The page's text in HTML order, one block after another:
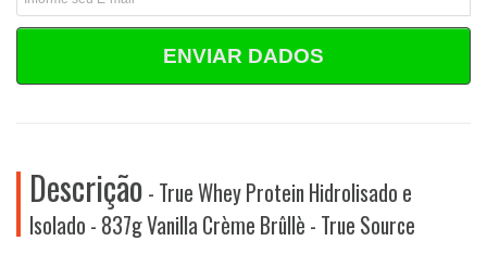
ENVIAR DADOS
Descrição - True Whey Protein Hidrolisado e
Isolado - 837g Vanilla Crème Brûllè - True Source